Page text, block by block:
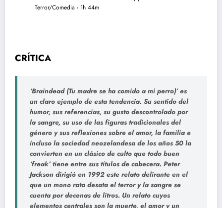
CRÍTICA
‘Braindead (Tu madre se ha comido a mi perro)’ es
un claro ejemplo de esta tendencia. Su sentido del
humor, sus referencias, su gusto descontrolado por
la sangre, su uso de las figuras tradicionales del
género y sus reflexiones sobre el amor, la familia e
incluso la sociedad neozelandesa de los años 50 la
convierten en un clásico de culto que todo buen
‘freak’ tiene entre sus títulos de cabecera. Peter
Jackson dirigió en 1992 este relato delirante en el
que un mono rata desata el terror y la sangre se
cuenta por decenas de litros. Un relato cuyos
elementos centrales son la muerte, el amor y un